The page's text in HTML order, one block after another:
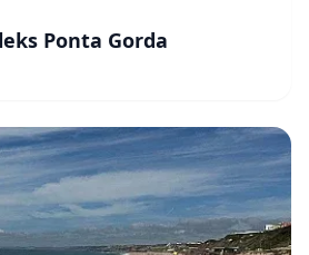
Ponta Gorda